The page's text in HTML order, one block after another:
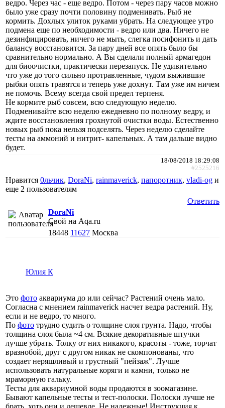
ведро. Через час - еще ведро. Потом - через пару часов можно
было уже сразу почти половину подменивать. Рыб не
кормить. Дохлых улиток руками убрать. На следующее утро
подмена еще по необходимости - ведро или два. Ничего не
дезинфицировать, ничего не мыть, слегка посифонить и дать
балансу восстановится. За пару дней все опять было бы
сравнительно нормально. А Вы сделали полный армагедон
для биоочистки, практически перезапуск. Не удивительно
что уже до того сильно протравленные, чудом выжившие
рыбки опять травятся и теперь уже дохнут. Там уже им ничем
не помочь. Всему всегда свой предел терпеня.
Не кормите рыб совсем, всю следующую неделю.
Подменивайте всю неделю ежедневно по полному ведру, и
ждите восстановления грохнутой очистки воды. Естественно
новых рыб пока нельзя подселять. Через неделю сделайте
тесты на аммоний и нитрит- капельных. А там дальше видно
будет.
18/08/2018 18:29:08
#2525216
Нравится 0льчик, DoraNi, rainmaverick, папоротник, vladi-og и
еще 2 пользователям
Ответить
DoraNi
Свой на Aqa.ru
18448 11627 Москва
Юлия К
Это фото аквариума до или сейчас? Растений очень мало.
Согласна с мнением rainmaverick насчет ведра растений. Ну,
если и не ведро, то много.
По фото трудно судить о толщине слоя грунта. Надо, чтобы
толщина слоя была ~4 см. Всякие декоративные штучки
лучше убрать. Толку от них никакого, красоты - тоже, торчат
вразнобой, друг с другом никак не скомпонованы, что
создает неряшливый и грустный "пейзаж". Лучше
использовать натуральные коряги и камни, только не
мраморную гальку.
Тесты для аквариумной воды продаются в зоомагазине.
Бывают капельные тесты и тест-полоски. Полоски лучше не
брать, хоть они и дешевле. Не надежные! Инструкция к